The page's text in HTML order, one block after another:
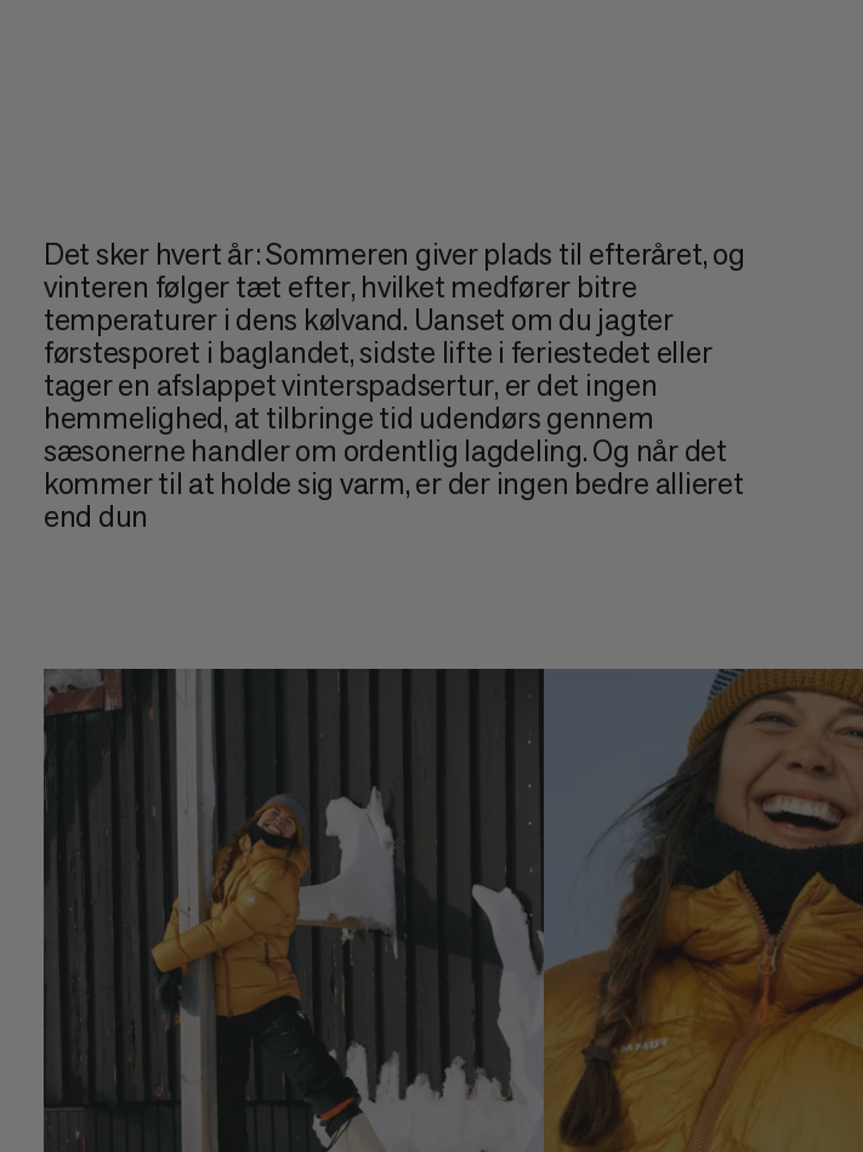
Det sker hvert år: Sommeren giver plads til efteråret, og
vinteren følger tæt efter, hvilket medfører bitre
temperaturer i dens kølvand. Uanset om du jagter
førstesporet i baglandet, sidste lifte i feriestedet eller
tager en afslappet vinterspadsertur, er det ingen
hemmelighed, at tilbringe tid udendørs gennem
sæsonerne handler om ordentlig lagdeling. Og når det
kommer til at holde sig varm, er der ingen bedre allieret
end dun